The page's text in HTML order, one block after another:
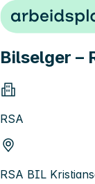
Hopp til innhold
Bilselger –
RSA
RSA BIL